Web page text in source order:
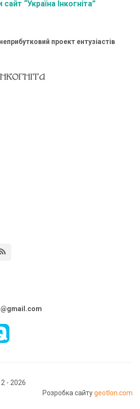
“Україна Інкогніта”
проект ентузіастів
- 2026
Розробка сайтуgeotlon.com